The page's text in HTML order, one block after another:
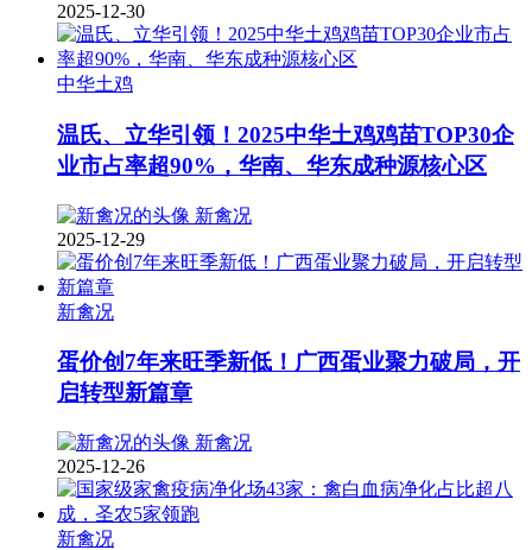
2025-12-30
中华土鸡
温氏、立华引领！2025中华土鸡鸡苗TOP30企
业市占率超90%，华南、华东成种源核心区
新禽况
2025-12-29
新禽况
蛋价创7年来旺季新低！广西蛋业聚力破局，开
启转型新篇章
新禽况
2025-12-26
新禽况